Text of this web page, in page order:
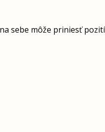
sebe môže priniesť